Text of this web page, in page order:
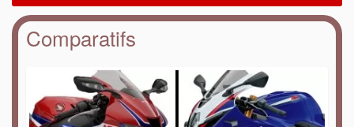
Comparatifs